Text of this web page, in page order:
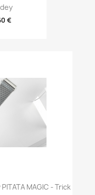
€
MAGIC - Trick